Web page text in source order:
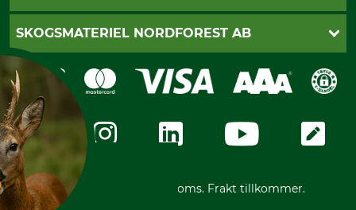
Köpvillkor - 2025-06-18
Dataskydd
Integritetspolicy
Ångerrätt
Ångerrätt för din beställning
Reklamationer
Frakter
Klarna
Faktura
Swish
SKOGSMATERIEL NORDFOREST AB
Om oss
GRUBE-Gruppen
Företagsuppgifter
Karriär
Vår personal
Varumärken
Mässor
Instagram TOS
*Alla priser inklusive moms. Frakt tillkommer.